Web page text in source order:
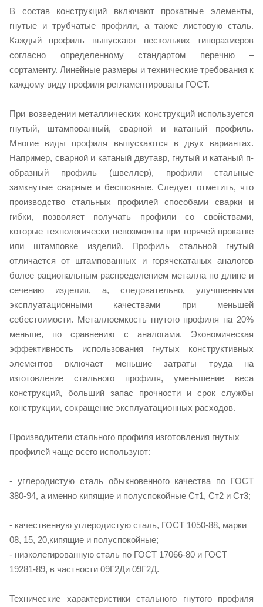
В состав конструкций включают прокатные элементы,
гнутые и трубчатые профили, а также листовую сталь.
Каждый профиль выпускают нескольких типоразмеров
согласно определенному стандартом перечню –
сортаменту. Линейные размеры и технические требования к
каждому виду профиля регламентированы ГОСТ.
При возведении металлических конструкций используется
гнутый, штампованный, сварной и катаный профиль.
Многие виды профиля выпускаются в двух вариантах.
Например, сварной и катаный двутавр, гнутый и катаный п-
образный профиль (швеллер), профили стальные
замкнутые сварные и бесшовные. Следует отметить, что
производство стальных профилей способами сварки и
гибки, позволяет получать профили со свойствами,
которые технологически невозможны при горячей прокатке
или штамповке изделий. Профиль стальной гнутый
отличается от штампованных и горячекатаных аналогов
более рациональным распределением металла по длине и
сечению изделия, а, следовательно, улучшенными
эксплуатационными качествами при меньшей
себестоимости. Металлоемкость гнутого профиля на 20%
меньше, по сравнению с аналогами. Экономическая
эффективность использования гнутых конструктивных
элементов включает меньшие затраты труда на
изготовление стального профиля, уменьшение веса
конструкций, больший запас прочности и срок службы
конструкции, сокращение эксплуатационных расходов.
Производители стального профиля изготовления гнутых
профилей чаще всего используют:
- углеродистую сталь обыкновенного качества по ГОСТ
380-94, а именно кипящие и полуспокойные Ст1, Ст2 и Ст3;
- качественную углеродистую сталь, ГОСТ 1050-88, марки
08, 15, 20,кипящие и полуспокойные;
- низколегированную сталь по ГОСТ 17066-80 и ГОСТ
19281-89, в частности 09Г2Ди 09Г2Д.
Технические характеристики стального гнутого профиля